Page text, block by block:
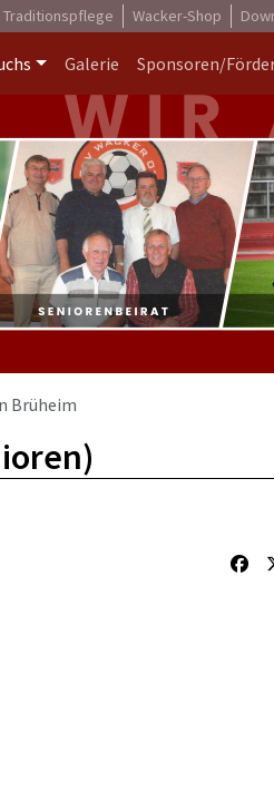
Traditionspflege Wacker-Shop
Galerie Sponsoren/
Brüheim